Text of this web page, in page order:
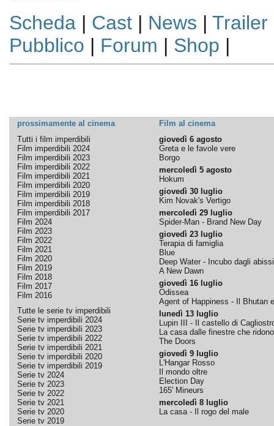
Scheda| Cast| News | Trailer
Pubblico | Forum | Shop |
prossimamente al cinema
Film al cinema
Tutti i film imperdibili
Film imperdibili 2024
Film imperdibili 2023
Film imperdibili 2022
Film imperdibili 2021
Film imperdibili 2020
Film imperdibili 2019
Film imperdibili 2018
Film imperdibili 2017
Film 2024
Film 2023
Film 2022
Film 2021
Film 2020
Film 2019
Film 2018
Film 2017
Film 2016
Tutte le serie tv imperdibili
Serie tv imperdibili 2024
Serie tv imperdibili 2023
Serie tv imperdibili 2022
Serie tv imperdibili 2021
Serie tv imperdibili 2020
Serie tv imperdibili 2019
Serie tv 2024
Serie tv 2023
Serie tv 2022
Serie tv 2021
Serie tv 2020
Serie tv 2019
giovedì 6 agosto
Greta e le favole vere
Borgo
mercoledì 5 agosto
Hokum
giovedì 30 luglio
Kim Novak's Vertigo
mercoledì 29 luglio
Spider-Man - Brand New Day
giovedì 23 luglio
Terapia di famiglia
Blue
Deep Water - Incubo dagli abissi
A New Dawn
giovedì 16 luglio
Odissea
Agent of Happiness - Il Bhutan
lunedì 13 luglio
Lupin III - Il castello di
La casa dalle finestre che ridono
The Doors
giovedì 9 luglio
L'Hangar Rosso
Il mondo oltre
Election Day
165' Mineurs
mercoledì 8 luglio
La casa - Il rogo del male